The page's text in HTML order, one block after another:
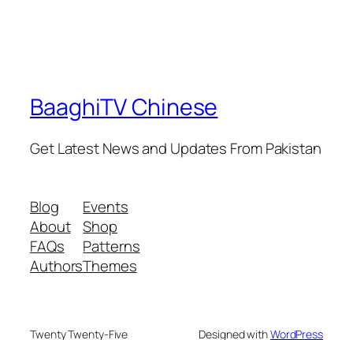
BaaghiTV Chinese
Get Latest News and Updates From Pakistan
Blog
About
FAQs
Authors
Events
Shop
Patterns
Themes
Twenty Twenty-Five Designed withWordPress